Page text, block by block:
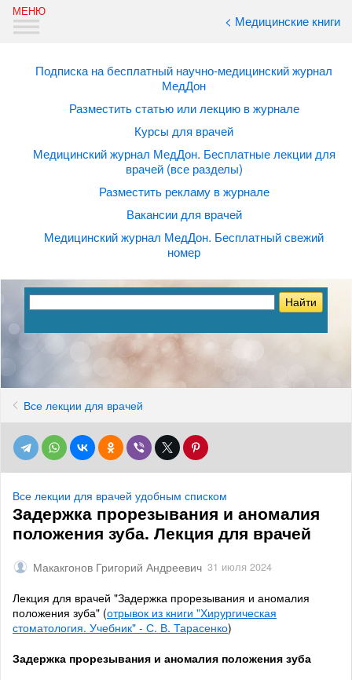
< Медицинские книги
Подписка на бесплатный научно-медицинский журнал
МедДон
Разместить статью или лекцию в журнале
Курсы для врачей
Медицинский журнал МедДон. Бесплатные лекции для
врачей (все разделы)
Разместить рекламу в журнале
Вакансии для врачей
Медицинский журнал МедДон. Бесплатный свежий
номер
Все лекции для врачей
Все лекции для врачей удобным списком
Задержка прорезывания и аномалия
положения зуба. Лекция для врачей
Макакгонов Григорий Андреевич 31 июля 2024
Лекция для врачей "Задержка прорезывания и аномалия
положения зуба" (отрывок из книги "Хирургическая
стоматология. Учебник" - С. В. Тарасенко)
Задержка прорезывания и аномалия положения зуба